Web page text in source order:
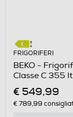
FRIGORIFERI
BEKO -
Classe C 355
€ 549,99
€ 789,99